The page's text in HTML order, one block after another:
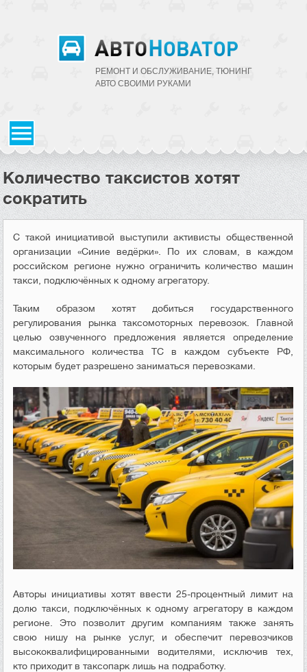
РЕМОНТ И ОБСЛУЖИВАНИЕ, ТЮНИНГ
АВТО CВОИМИ РУКАМИ
Количество таксистов хотят
сократить
С такой инициативой выступили активисты общественной
организации «Синие ведёрки». По их словам, в каждом
российском регионе нужно ограничить количество машин
такси, подключённых к одному агрегатору.
Таким образом хотят добиться государственного
регулирования рынка таксомоторных перевозок. Главной
целью озвученного предложения является определение
максимального количества ТС в каждом субъекте РФ,
которым будет разрешено заниматься перевозками.
Авторы инициативы хотят ввести 25-процентный лимит на
долю такси, подключённых к одному агрегатору в каждом
регионе. Это позволит другим компаниям также занять
свою нишу на рынке услуг, и обеспечит перевозчиков
высококвалифицированными водителями, исключив тех,
кто приходит в таксопарк лишь на подработку.